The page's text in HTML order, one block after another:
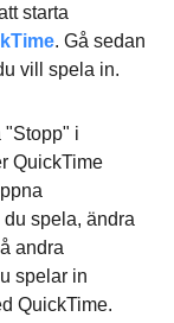
starta
. Gå sedan
vill spela in.
"Stopp" i
QuickTime
spela, ändra
andra
spelar in
QuickTime.